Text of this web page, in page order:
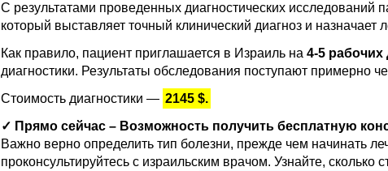
С результатами проведенных диагностических исследований
который выставляет точный клинический диагноз и назначает
Как правило, пациент приглашается в Израиль на 4-5 рабочих
диагностики. Результаты обследования поступают примерно
Стоимость диагностики — 2145 $.
✓ Прямо сейчас – Возможность получить бесплатную
Важно верно определить тип болезни, прежде чем начинать
проконсультируйтесь с израильским врачом. Узнайте,